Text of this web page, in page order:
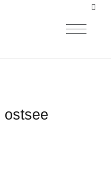
ostsee